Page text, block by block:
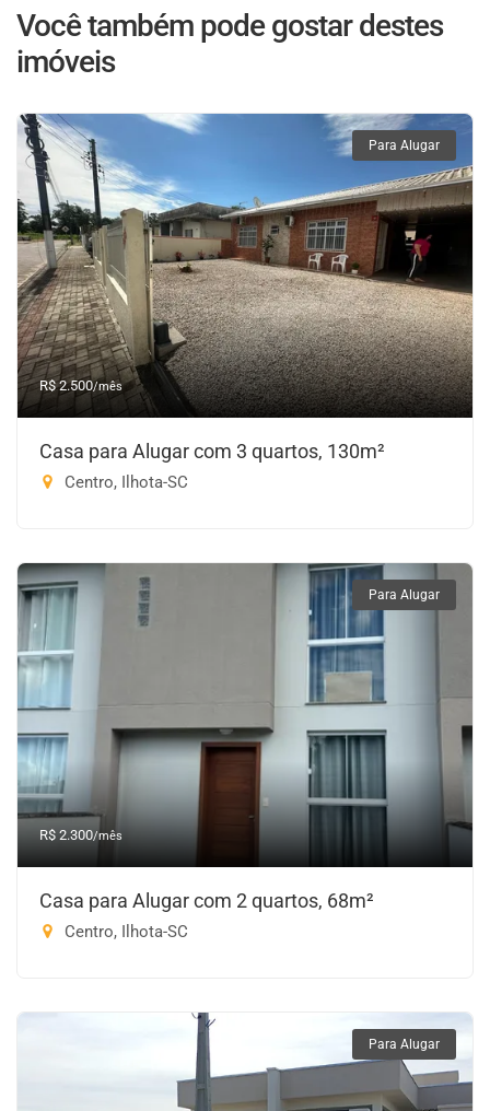
Você também pode gostar destes
imóveis
Para Alugar
R$ 2.500/mês
Casa para Alugar com 3 quartos, 130m²
Centro, Ilhota-SC
Para Alugar
R$ 2.300/mês
Casa para Alugar com 2 quartos, 68m²
Centro, Ilhota-SC
Para Alugar